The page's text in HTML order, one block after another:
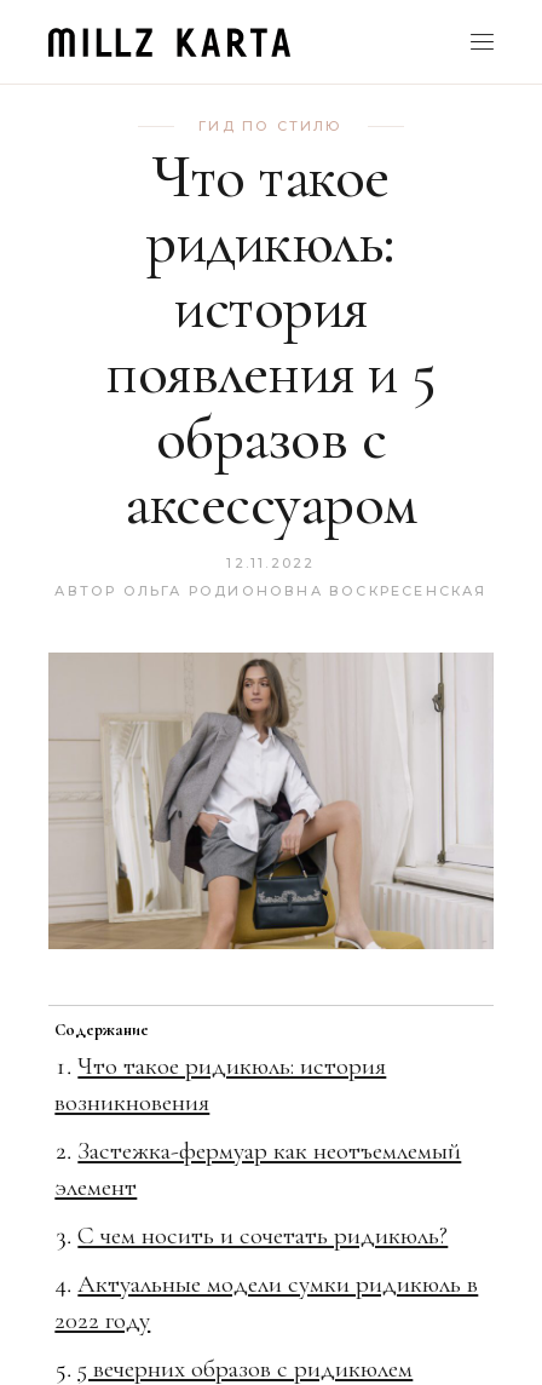
ГИД ПО СТИЛЮ
Что такое
ридикюль:
история
появления и 5
образов с
аксессуаром
12.11.2022
АВТОР
ОЛЬГА РОДИОНОВНА ВОСКРЕСЕНСКАЯ
Содержание
Что такое ридикюль: история
возникновения
Застежка-фермуар как неотъемлемый
элемент
С чем носить и сочетать ридикюль?
Актуальные модели сумки ридикюль в
2022 году
5 вечерних образов с ридикюлем